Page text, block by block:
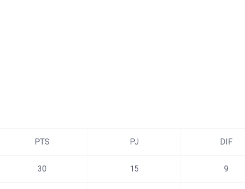
PTS PJ DIF
30 15 9